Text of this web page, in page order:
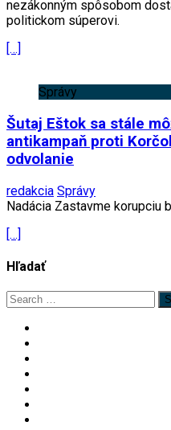
nezákonným spôsobom
politickom súperovi.
[…]
Správy
Šutaj Eštok sa stále
antikampaň proti
odvolanie
redakcia Správy
Nadácia Zastavme korupciu
[…]
Hľadať
Search
for: